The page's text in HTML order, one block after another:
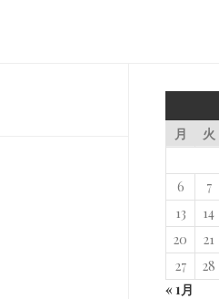
月
火
6
7
13
14
20
21
27
28
« 1月